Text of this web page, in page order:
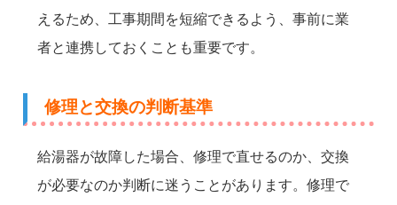
えるため、工事期間を短縮できるよう、事前に業
者と連携しておくことも重要です。
修理と交換の判断基準
給湯器が故障した場合、修理で直せるのか、交換
が必要なのか判断に迷うことがあります。修理で